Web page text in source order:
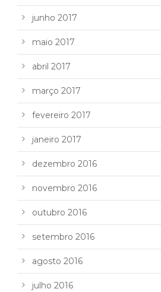
junho 2017
maio 2017
abril 2017
março 2017
fevereiro 2017
janeiro 2017
dezembro 2016
novembro 2016
outubro 2016
setembro 2016
agosto 2016
julho 2016